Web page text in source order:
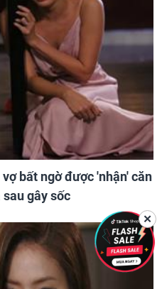
bất ngờ được 'nhận' căn
gây sốc
✕